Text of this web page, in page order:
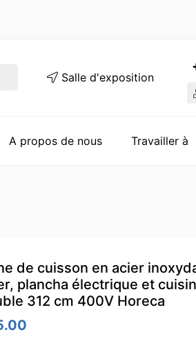
Salle d'exposition
A propos de nous Travailler à
de cuisson en acier
plancha électrique et
312 cm 400V Horeca